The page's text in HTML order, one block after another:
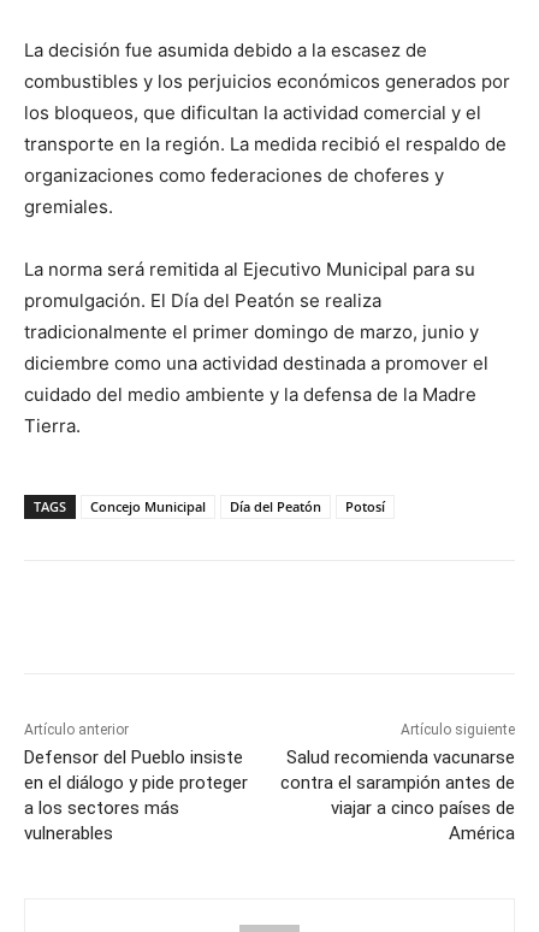
La decisión fue asumida debido a la escasez de
combustibles y los perjuicios económicos generados por
los bloqueos, que dificultan la actividad comercial y el
transporte en la región. La medida recibió el respaldo de
organizaciones como federaciones de choferes y
gremiales.
La norma será remitida al Ejecutivo Municipal para su
promulgación. El Día del Peatón se realiza
tradicionalmente el primer domingo de marzo, junio y
diciembre como una actividad destinada a promover el
cuidado del medio ambiente y la defensa de la Madre
Tierra.
TAGS Concejo Municipal Día del Peatón Potosí
Artículo anterior
Defensor del Pueblo insiste
en el diálogo y pide proteger
a los sectores más
vulnerables
Artículo siguiente
Salud recomienda vacunarse
contra el sarampión antes de
viajar a cinco países de
América